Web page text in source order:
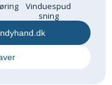
Vinduespud
sning